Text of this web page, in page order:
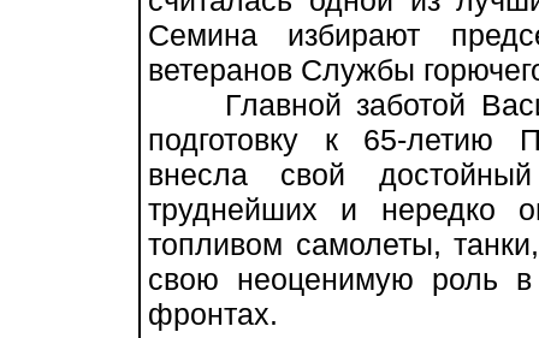
Семина избирают
ветеранов Службы
Главной заботой
подготовку к 65-летию
внесла свой
труднейших и нередко
топливом самолеты,
свою неоценимую роль
фронтах.